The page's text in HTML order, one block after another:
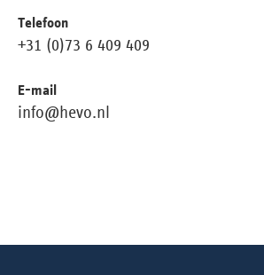
Telefoon
+31 (0)73 6 409 409
E-mail
info@hevo.nl